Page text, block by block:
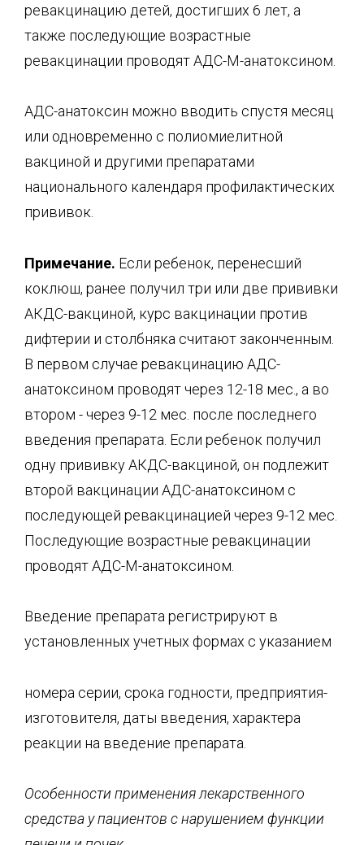
ревакцинацию детей, достигших 6 лет, а
также последующие возрастные
ревакцинации проводят АДС-М-анатоксином.
АДС-анатоксин можно вводить спустя месяц
или одновременно с полиомиелитной
вакциной и другими препаратами
национального календаря профилактических
прививок.
Примечание. Если ребенок, перенесший
коклюш, ранее получил три или две прививки
АКДС-вакциной, курс вакцинации против
дифтерии и столбняка считают законченным.
В первом случае ревакцинацию АДС-
анатоксином проводят через 12-18 мес., а во
втором - через 9-12 мес. после последнего
введения препарата. Если ребенок получил
одну прививку АКДС-вакциной, он подлежит
второй вакцинации АДС-анатоксином с
последующей ревакцинацией через 9-12 мес.
Последующие возрастные ревакцинации
проводят АДС-М-анатоксином.
Введение препарата регистрируют в
установленных учетных формах с указанием
номера серии, срока годности, предприятия-
изготовителя, даты введения, характера
реакции на введение препарата.
Особенности применения лекарственного
средства у пациентов с нарушением функции